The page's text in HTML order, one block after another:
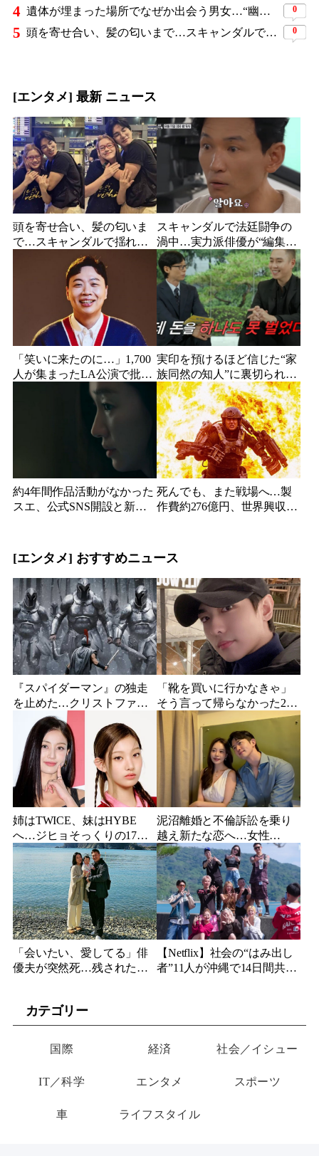
4 遺体が埋まった場所でなぜか出会う男女…“幽霊の証言”で事件を解く『恋は命がけ』がNetflix世界2位 0
5 頭を寄せ合い、髪の匂いまで…スキャンダルで揺れた人気俳優、ベトナム女性歌手との親密動画が公開 0
[エンタメ] 最新 ニュース
頭を寄せ合い、髪の匂いま
で…スキャンダルで揺れた
人気俳優、ベトナム女性歌
手との親密動画が公開
スキャンダルで法廷闘争の
渦中…実力派俳優が“編集な
し”でテレビ登場、予告映像
に批判の声
「笑いに来たのに…」1,700
人が集まったLA公演で批判
続出、人気コメディアンが
実印を預けるほど信じた“家
族同然の知人”に裏切られ
た…収益9対1、10年間の奴
隷契約で人生が一変
約4年間作品活動がなかった
スエ、公式SNS開設と新ビ
死んでも、また戦場へ…製
作費約276億円、世界興収
ル』がついに配信
[エンタメ] おすすめニュース
『スパイダーマン』の独走
を止めた…クリストファ
ー・ノーラン史上最大、390
億円の超大作がついに韓国
上陸
「靴を買いに行かなきゃ」
そう言って帰らなかった24
歳俳優…28歳の誕生日、母
が玄関に置いた“届かない贈
り物”
姉はTWICE、妹はHYBE
へ…ジヒョそっくりの17歳
妹、多国籍7人組でついにデ
ビュー
泥沼離婚と不倫訴訟を乗り
越え新たな恋へ…女性
YouTuberが選んだのは身長
189cmの医者
「会いたい、愛してる」俳
優夫が突然死…残された女
【Netflix】社会の“はみ出し
者”11人が沖縄で14日間共同
カテゴリー
国際 経済 社会／イシュー
IT／科学 エンタメ スポーツ
車 ライフスタイル